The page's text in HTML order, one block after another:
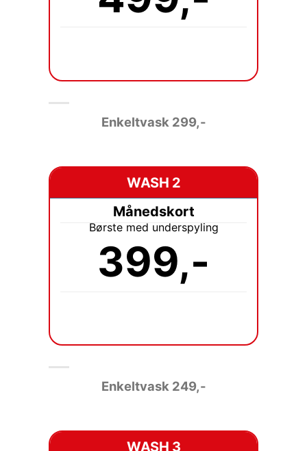
Enkeltvask 299,-
WASH 2
Månedskort
Børste med underspyling
399,-
Enkeltvask 249,-
WASH 3